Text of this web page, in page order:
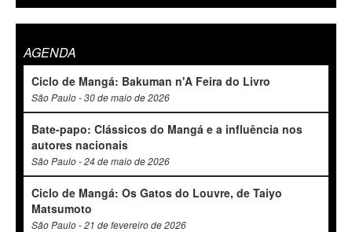
AGENDA
Ciclo de Mangá: Bakuman n'A Feira do Livro
São Paulo - 30 de maio de 2026
Bate-papo: Clássicos do Mangá e a influência nos
autores nacionais
São Paulo - 24 de maio de 2026
Ciclo de Mangá: Os Gatos do Louvre, de Taiyo
Matsumoto
São Paulo - 21 de fevereiro de 2026